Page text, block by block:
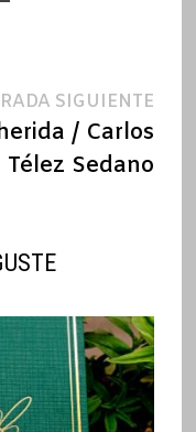
SIGUIENTE
/ Carlos
Télez Sedano